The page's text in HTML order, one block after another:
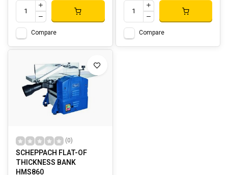
Compare Compare
(0)
SCHEPPACH FLAT-OF
THICKNESS BANK
HMS860